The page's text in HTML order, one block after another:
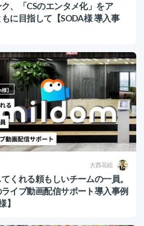
、「CSのエンタメ化」をア
に目指して【SODA様 導入事
大西花絵
くれる頼もしいチームの一員。
イブ動画配信サポート導入事例
】